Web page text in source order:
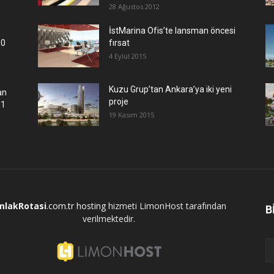
28 Ağustos 2012
İstMarina Ofis’te lansman öncesi
fırsat
4 Eylül 2015
​Kuzu Grup’tan Ankara’ya iki yeni
proje
19 Kasım 2015
.com.tr hostinghizmeti LimonHost tarafından
verilmektedir.